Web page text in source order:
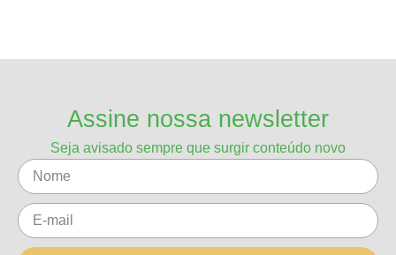
Assine nossa newsletter
Seja avisado sempre que surgir conteúdo novo